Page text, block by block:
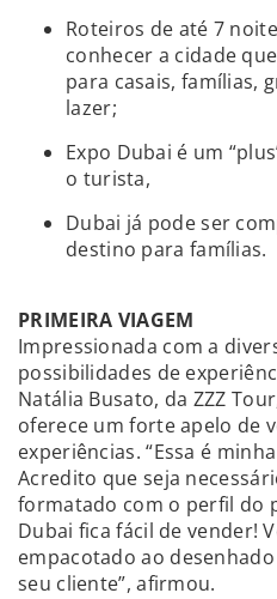
Roteiros de até 7
conhecer a cidade
para casais, famílias,
lazer;
Expo Dubai é um
o turista,
Dubai já pode ser
destino para famílias.
PRIMEIRA VIAGEM
Impressionada com a
possibilidades de
Natália Busato, da ZZZ
oferece um forte apelo de
experiências. “Essa é
Acredito que seja
formatado com o perfil do
Dubai fica fácil de vender!
empacotado ao
seu cliente”, afirmou.